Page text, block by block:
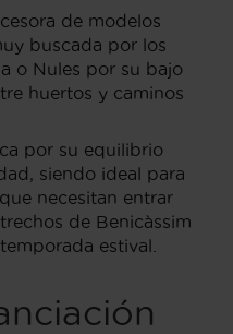
de modelos
buscada por los
o Nules por su bajo
huertos y caminos
por su equilibrio
siendo ideal para
necesitan entrar
de Benicàssim
estival.